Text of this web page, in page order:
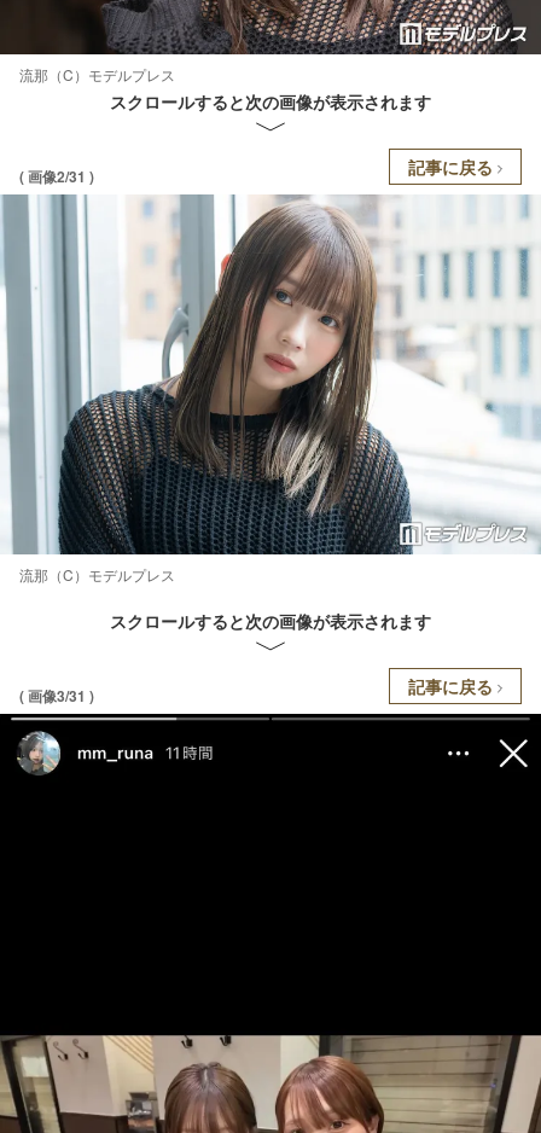
流那（C）モデルプレス
スクロールすると次の画像が表示されます
( 画像2/31 ) 記事に戻る
流那（C）モデルプレス
スクロールすると次の画像が表示されます
( 画像3/31 ) 記事に戻る